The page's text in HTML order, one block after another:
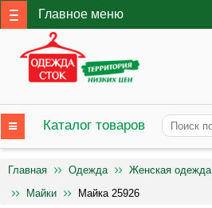
Главное меню
Каталог товаров
Главная Одежда Женская одежда
Майки
Майка 25926